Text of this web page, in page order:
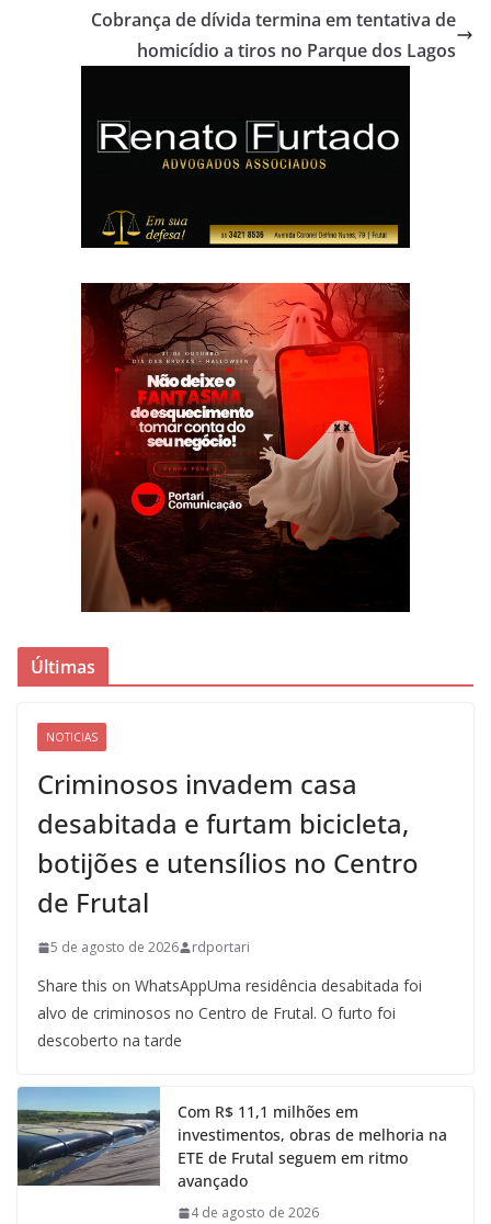
Cobrança de dívida termina em tentativa de
homicídio a tiros no Parque dos Lagos
Últimas
NOTICIAS
Criminosos invadem casa
desabitada e furtam bicicleta,
botijões e utensílios no Centro
de Frutal
5 de agosto de 2026 rdportari
Share this on WhatsAppUma residência desabitada foi
alvo de criminosos no Centro de Frutal. O furto foi
descoberto na tarde
Com R$ 11,1 milhões em
investimentos, obras de melhoria na
ETE de Frutal seguem em ritmo
avançado
4 de agosto de 2026